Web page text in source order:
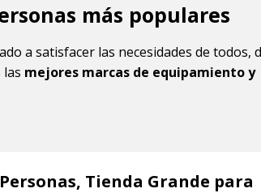
más populares
a satisfacer las necesidades de todos,
mejores marcas de equipamiento y
Tienda Grande para